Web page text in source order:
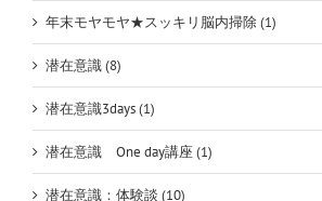
年末モヤモヤ★スッキリ脳内掃除 (1)
潜在意識 (8)
潜在意識3days (1)
潜在意識 One day講座 (1)
潜在意識：体験談 (10)